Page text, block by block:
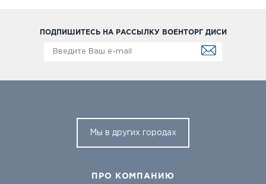
ПОДПИШИТЕСЬ НА РАССЫЛКУ ВОЕНТОРГ ДИСИ
Мы в других городах
ПРО КОМПАНИЮ